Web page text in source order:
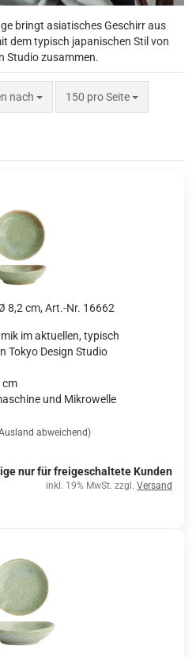
bringt asiatisches Geschirr aus
dem typisch japanischen Stil von
Studio zusammen.
nach
nach 150 pro Seite
pro Seite
8,2 cm, Art.-Nr. 16662
im aktuellen, typisch
Tokyo Design Studio
cm
und Mikrowelle
abweichend)
nur für freigeschaltete Kunden
inkl. 19% MwSt. zzgl. Versand